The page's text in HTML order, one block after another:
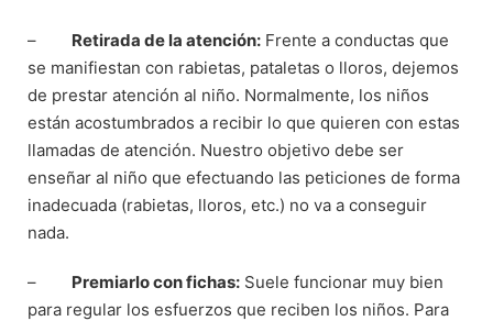
– Retirada de la atención: Frente a conductas que
se manifiestan con rabietas, pataletas o lloros, dejemos
de prestar atención al niño. Normalmente, los niños
están acostumbrados a recibir lo que quieren con estas
llamadas de atención. Nuestro objetivo debe ser
enseñar al niño que efectuando las peticiones de forma
inadecuada (rabietas, lloros, etc.) no va a conseguir
nada.
– Premiarlo con fichas: Suele funcionar muy bien
para regular los esfuerzos que reciben los niños. Para